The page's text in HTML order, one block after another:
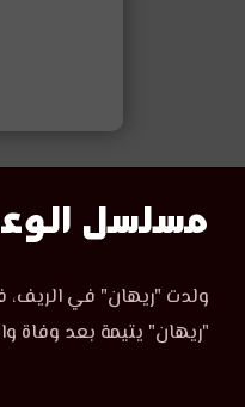
مسلسل
الوعد
الحلقة
مسلسل الوعد
مسلسل
الوعد
الحلقة
ولدت "ريهان" في الريف،
"ريهان" يتيمة بعد وفاة